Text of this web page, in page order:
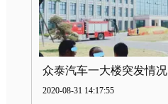
众泰汽车一大楼突发情况
2020-08-31 14:17:55